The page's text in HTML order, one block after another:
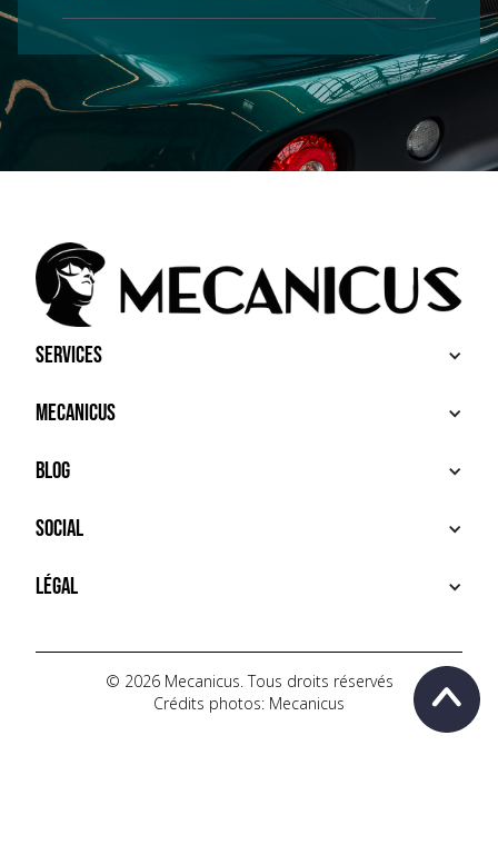
Services
ACHETER
VENDRE
SERVICES PREMIUM
Mecanicus
À PROPOS
HOUSE MECANICUS
CONTACT
Blog
NEWS
VIDÉOS
AUTOPÉDIA
Social
INSTAGRAM
TIKTOK
YOUTUBE
Légal
POLITIQUE DE CONFIDENTIALITÉ
© 2026 Mecanicus. Tous droits réservés
Crédits photos: Mecanicus